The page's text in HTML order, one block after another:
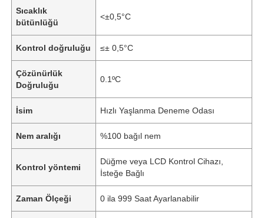
Sıcaklık
bütünlüğü
<±0,5°C
Kontrol doğruluğu ≤± 0,5°C
Çözünürlük
Doğruluğu
0.1ºC
İsim Hızlı Yaşlanma Deneme Odası
Nem aralığı %100 bağıl nem
Kontrol yöntemi
Düğme veya LCD Kontrol Cihazı,
İsteğe Bağlı
Zaman Ölçeği 0 ila 999 Saat Ayarlanabilir